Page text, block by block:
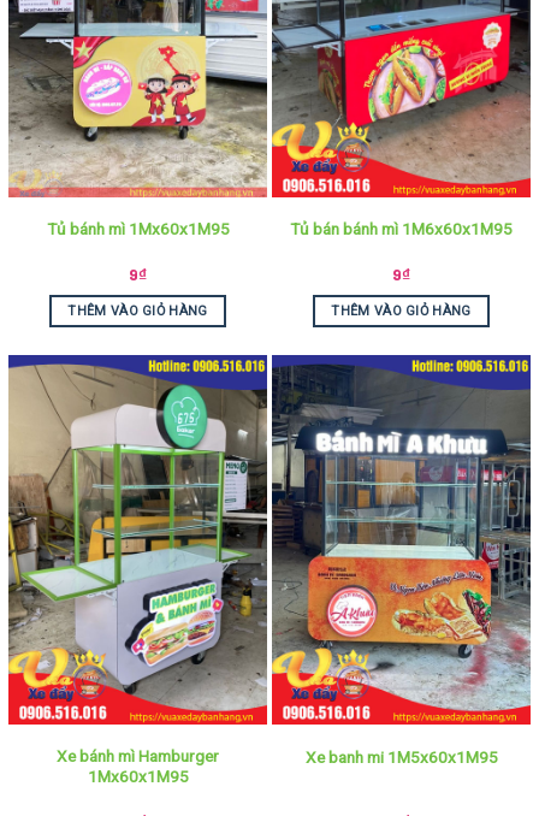
Tủ bánh mì 1Mx60x1M95
9₫
THÊM VÀO GIỎ HÀNG
Tủ bán bánh mì 1M6x60x1M95
9₫
THÊM VÀO GIỎ HÀNG
Xe bánh mì Hamburger
1Mx60x1M95
Xe banh mi 1M5x60x1M95